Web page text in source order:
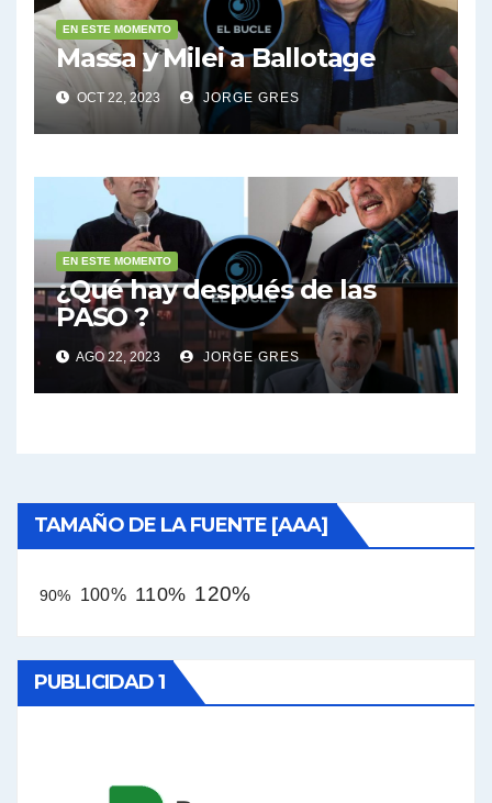
EN ESTE MOMENTO
Massa y Milei a Ballotage
OCT 22, 2023 JORGE GRES
EN ESTE MOMENTO
¿Qué hay después de las
PASO ?
AGO 22, 2023 JORGE GRES
TAMAÑO DE LA FUENTE [AAA]
90% 100% 110% 120%
PUBLICIDAD 1